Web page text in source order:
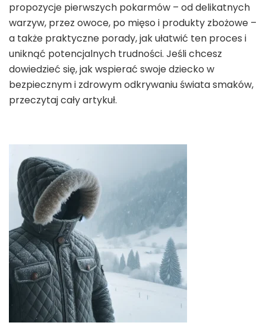
propozycje pierwszych pokarmów – od delikatnych
warzyw, przez owoce, po mięso i produkty zbożowe –
a także praktyczne porady, jak ułatwić ten proces i
uniknąć potencjalnych trudności. Jeśli chcesz
dowiedzieć się, jak wspierać swoje dziecko w
bezpiecznym i zdrowym odkrywaniu świata smaków,
przeczytaj cały artykuł.